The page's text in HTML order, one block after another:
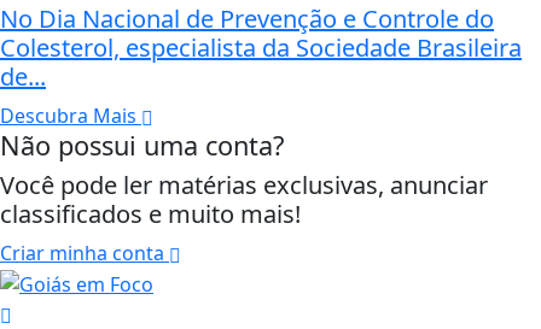
No Dia Nacional de Prevenção e Controle do
Colesterol, especialista da Sociedade Brasileira
de...
Descubra Mais
Não possui uma conta?
Você pode ler matérias exclusivas, anunciar
classificados e muito mais!
Criar minha conta